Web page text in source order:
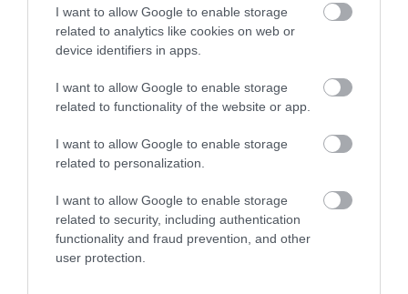
I want to allow Google to enable storage
related to analytics like cookies on web or
device identifiers in apps.
I want to allow Google to enable storage
related to functionality of the website or app.
I want to allow Google to enable storage
related to personalization.
I want to allow Google to enable storage
related to security, including authentication
functionality and fraud prevention, and other
user protection.
Έξοδος Αυγούστου: Οι Αθηναίοι
«ψηφίζουν» Εύβοια για τις
διακοπές τους!
08.08.2026 | 13:40
περιπτώσεις η ΑΑΔΕ επιβάλλει
φόρο από 10% έως 40%
Εικόνες σοκ σε κοιμητήριο της
Εύβοιας: Δείτε τι έκαναν
08.08.2026 | 13:00
Όλες οι τελευταίες ειδήσεις
ΠΕΡΙΣΣΟΤΕΡΑ ΑΠΟ ΕΙΔΗΣΕΙΣ ΕΥΒΟΙΑ